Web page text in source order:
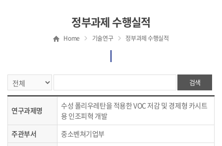
정부과제 수행실적
Home 기술연구 정부과제 수행실적
연구과제명
수성 폴리우레탄을 적용한 VOC 저감 및 경제형 카시트
용 인조피혁 개발
주관부서
중소벤쳐기업부